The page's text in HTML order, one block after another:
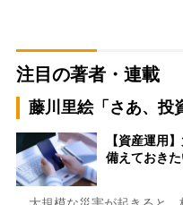
注目の著者・連載
藤川里絵「さあ、投
【資産運用
備えておき